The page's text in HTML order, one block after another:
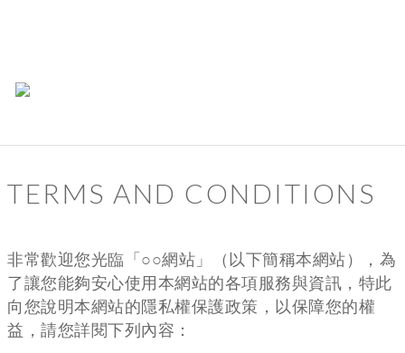
TERMS AND CONDITIONS
非常歡迎您光臨「○○網站」（以下簡稱本網站），為
了讓您能夠安心使用本網站的各項服務與資訊，特此
向您說明本網站的隱私權保護政策，以保障您的權
益，請您詳閱下列內容：